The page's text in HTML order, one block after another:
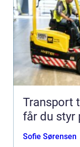
Transport
får du styr
Sofie Sørensen